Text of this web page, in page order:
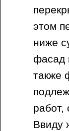
этом
ниже
фасад
также
работ,
Ввиду